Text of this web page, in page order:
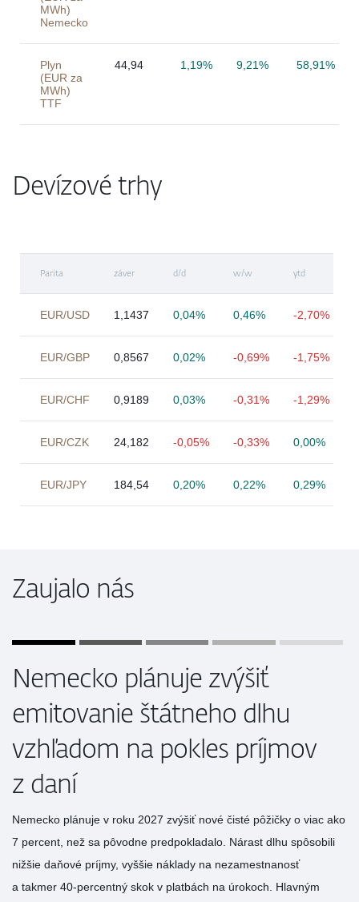
MWh)
Nemecko
Plyn
(EUR za
MWh)
TTF
44,94 1,19% 9,21% 58,91%
Devízové trhy
Parita záver d/d w/w ytd
EUR/USD 1,1437 0,04% 0,46% -2,70%
EUR/GBP 0,8567 0,02% -0,69% -1,75%
EUR/CHF 0,9189 0,03% -0,31% -1,29%
EUR/CZK 24,182 -0,05% -0,33% 0,00%
EUR/JPY 184,54 0,20% 0,22% 0,29%
Zaujalo nás
Nemecko plánuje zvýšiť
emitovanie štátneho dlhu
vzhľadom na pokles príjmov
z daní
Nemecko plánuje v roku 2027 zvýšiť nové čisté pôžičky o viac ako
7 percent, než sa pôvodne predpokladalo. Nárast dlhu spôsobili
nižšie daňové príjmy, vyššie náklady na nezamestnanosť
a takmer 40-percentný skok v platbách na úrokoch. Hlavným